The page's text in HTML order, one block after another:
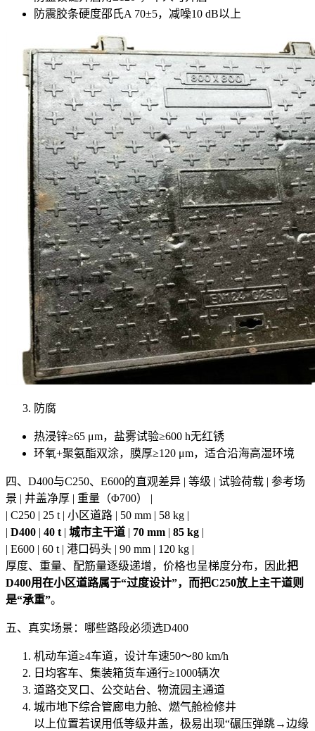
防震胶条硬度邵氏A 70±5，减噪10 dB以上
防腐
热浸锌≥65 μm，盐雾试验≥600 h无红锈
环氧+聚氨酯双涂，膜厚≥120 μm，适合沿海高湿环境
四、D400与C250、E600的直观差异 | 等级 | 试验荷载 | 参考场
景 | 井盖净厚 | 重量（Φ700） |
| C250 | 25 t | 小区道路 | 50 mm | 58 kg |
D400 40 t| 城市主干道 70 mm 85 kg
| E600 | 60 t | 港口码头 | 90 mm | 120 kg |
厚度、重量、配筋量逐级递增，价格也呈梯度分布，因此把
D400用在小区道路属于“过度设计”，而把C250放上主干道则
是“承重”。
五、真实场景：哪些路段必须选D400
机动车道≥4车道，设计车速50～80 km/h
日均客车、集装箱货车通行≥1000辆次
道路交叉口、公交站台、物流园主通道
城市地下综合管廊电力舱、燃气舱检修井
以上位置若误用低等级井盖，极易出现“碾压弹跳→边缘